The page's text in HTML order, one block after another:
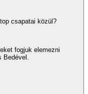
csapatai közül?
fogjuk elemezni
Bedével.